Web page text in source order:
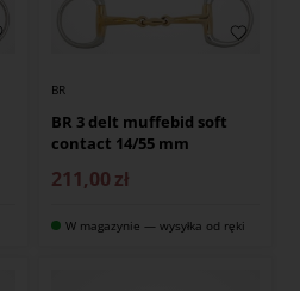
BR
BR 3 delt muffebid soft
contact 14/55 mm
211,00 zł
W magazynie — wysyłka od ręki